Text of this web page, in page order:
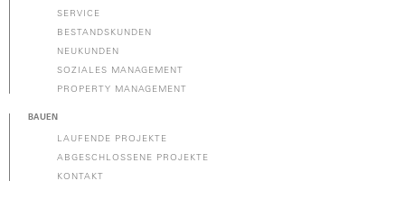
SERVICE
BESTANDSKUNDEN
NEUKUNDEN
SOZIALES MANAGEMENT
PROPERTY MANAGEMENT
BAUEN
LAUFENDE PROJEKTE
ABGESCHLOSSENE PROJEKTE
KONTAKT